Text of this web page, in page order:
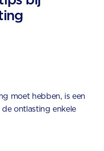
moet hebben, is een
ontlasting enkele